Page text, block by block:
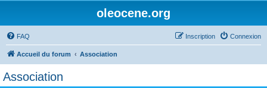
oleocene.org
FAQ Connexion
Inscription
Accueil du forum Association
Association